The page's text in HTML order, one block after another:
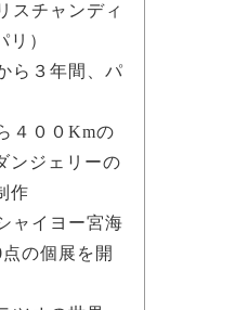
スチャンディ
）
ら３年間、パ
４００Kmの
ンジェリーの
作
ャイヨー宮海
の個展を開